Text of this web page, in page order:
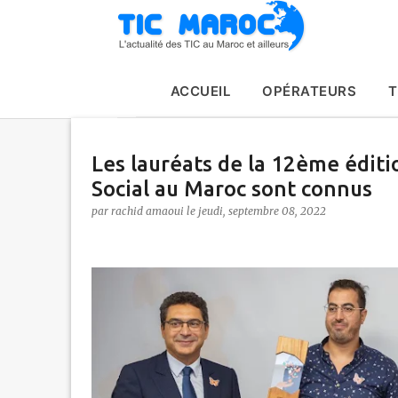
ACCUEIL OPÉRATEURS
Les lauréats de la 12ème
Social au Maroc sont connus
par rachid amaoui le jeudi, septembre 08, 2022